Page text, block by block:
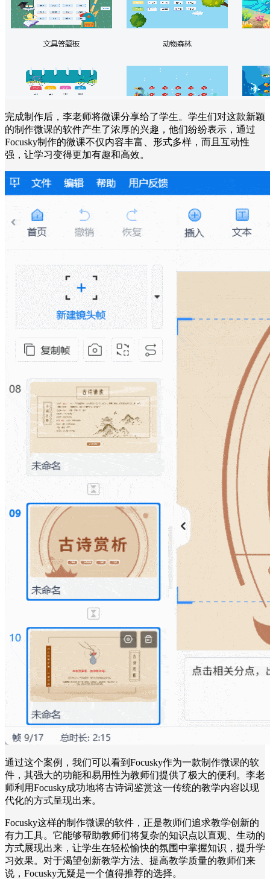
完成制作后，李老师将微课分享给了学生。学生们对这款新颖
的制作微课的软件产生了浓厚的兴趣，他们纷纷表示，通过
Focusky制作的微课不仅内容丰富、形式多样，而且互动性
强，让学习变得更加有趣和高效。
通过这个案例，我们可以看到Focusky作为一款制作微课的软
件，其强大的功能和易用性为教师们提供了极大的便利。李老
师利用Focusky成功地将古诗词鉴赏这一传统的教学内容以现
代化的方式呈现出来。
Focusky这样的制作微课的软件，正是教师们追求教学创新的
有力工具。它能够帮助教师们将复杂的知识点以直观、生动的
方式展现出来，让学生在轻松愉快的氛围中掌握知识，提升学
习效果。对于渴望创新教学方法、提高教学质量的教师们来
说，Focusky无疑是一个值得推荐的选择。